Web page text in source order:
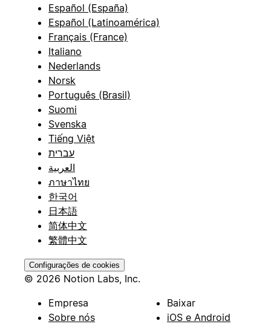
Español (España)
Español (Latinoamérica)
Français (France)
Italiano
Nederlands
Norsk
Português (Brasil)
Suomi
Svenska
Tiếng Việt
עברית
العربية
ภาษาไทย
한국어
日本語
简体中文
繁體中文
Configurações de cookies
© 2026 Notion Labs, Inc.
Empresa
Sobre nós
Baixar
iOS e Android